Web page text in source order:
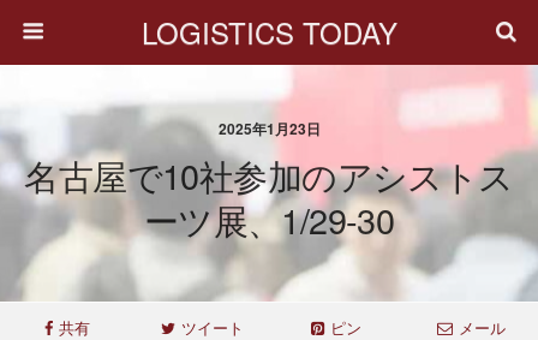
LOGISTICS TODAY
2025年1月23日
名古屋で10社参加のアシストス
ーツ展、1/29-30
共有 ツイート ピン メール